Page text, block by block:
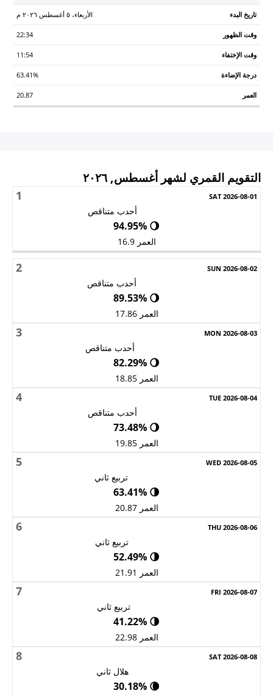
الأربعاء، ٥ أغسطس ٢٠٢٦ م
22:34
11:54
63.41%
20.87
التقويم القمري لشهر أغسطس, ٢٠٢٦
الأحد الاثنين 1
أحدب متناقص
🌖 94.95%
العمر 16.9
2
أحدب متناقص
🌖 89.53%
العمر 17.86
3
أحدب متناقص
🌖 82.29%
العمر 18.85
4
أحدب متناقص
🌖 73.48%
العمر 19.85
5
تربيع ثاني
🌗 63.41%
العمر 20.87
6
تربيع ثاني
🌗 52.49%
العمر 21.91
7
تربيع ثاني
🌗 41.22%
العمر 22.98
8
هلال ثاني
🌘 30.18%